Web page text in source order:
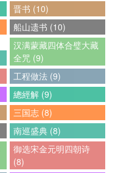
晋书 (10)
船山遗书 (10)
汉满蒙藏四体合璧大藏
全咒 (9)
工程做法 (9)
總經解 (9)
三国志 (8)
南巡盛典 (8)
御选宋金元明四朝诗
(8)